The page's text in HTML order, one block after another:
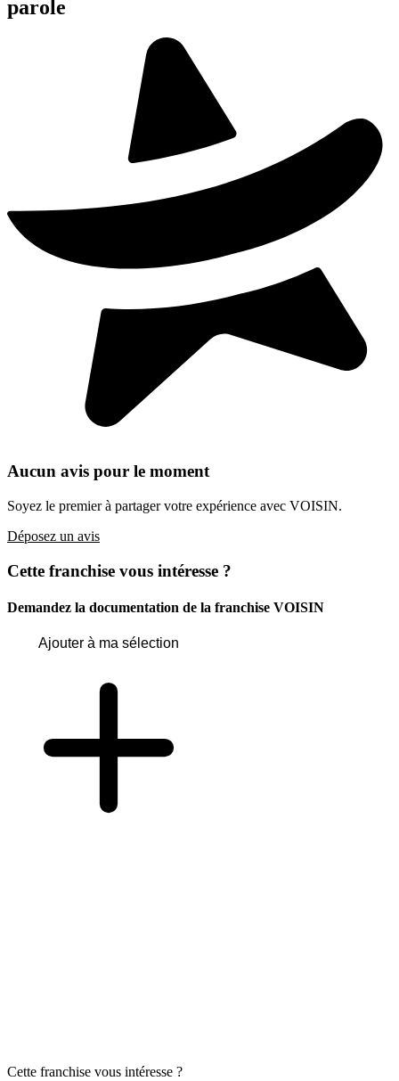
parole
Aucun avis pour le moment
Soyez le premier à partager votre expérience avec VOISIN.
Déposez un avis
Cette franchise vous intéresse ?
Demandez la documentation de la franchise VOISIN
Ajouter à ma sélection
Cette franchise vous intéresse ?